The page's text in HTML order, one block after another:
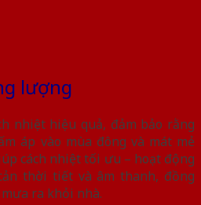
lượng
nhiệt hiệu quả, đảm bảo rằng
áp vào mùa đông và mát mẻ
cách nhiệt tối ưu – hoạt động
thời tiết và âm thanh, đồng
ra khỏi nhà.